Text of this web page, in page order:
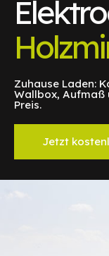
Zuhause Laden:
Wallbox, Aufmaß
Preis.
Jetzt